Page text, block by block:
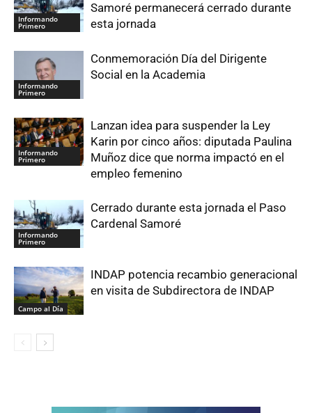
Informando
Primero
Samoré permanecerá cerrado durante
esta jornada
Informando
Primero
Conmemoración Día del Dirigente
Social en la Academia
Informando
Primero
Lanzan idea para suspender la Ley
Karin por cinco años: diputada Paulina
Muñoz dice que norma impactó en el
empleo femenino
Informando
Primero
Cerrado durante esta jornada el Paso
Cardenal Samoré
Campo al Día
INDAP potencia recambio generacional
en visita de Subdirectora de INDAP